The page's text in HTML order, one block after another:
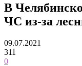
В
ЧС из-за
09.07.2021
311
0